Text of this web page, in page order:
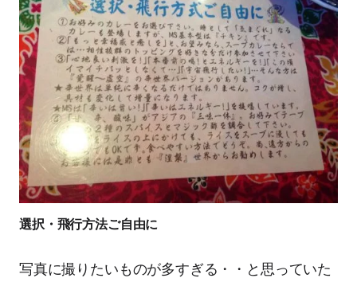
選択・飛行方法ご自由に
写真に撮りたいものが多すぎる・・と思っていた